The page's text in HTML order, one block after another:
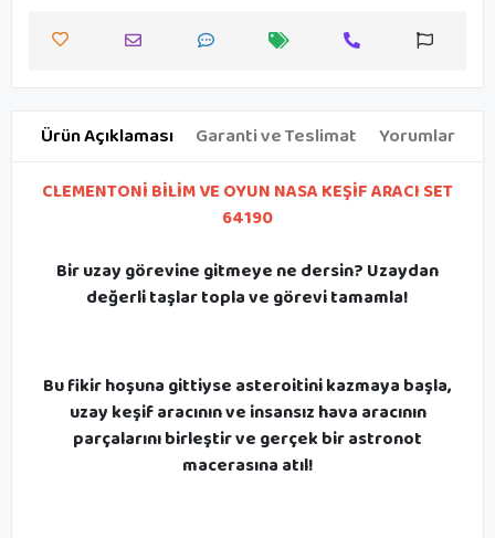
Ürün Açıklaması Garanti ve Teslimat Yorumlar
CLEMENTONİ BİLİM VE OYUN NASA KEŞİF ARACI SET
64190
Bir uzay görevine gitmeye ne dersin? Uzaydan
değerli taşlar topla ve görevi tamamla!
Bu fikir hoşuna gittiyse asteroitini kazmaya başla,
uzay keşif aracının ve insansız hava aracının
parçalarını birleştir ve gerçek bir astronot
macerasına atıl!